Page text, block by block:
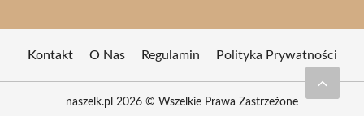
Kontakt O Nas Regulamin Polityka Prywatności
naszelk.pl 2026 © Wszelkie Prawa Zastrzeżone